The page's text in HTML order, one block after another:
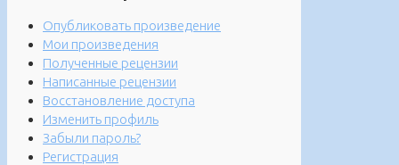
Опубликовать произведение
Мои произведения
Полученные рецензии
Написанные рецензии
Восстановление доступа
Изменить профиль
Забыли пароль?
Регистрация